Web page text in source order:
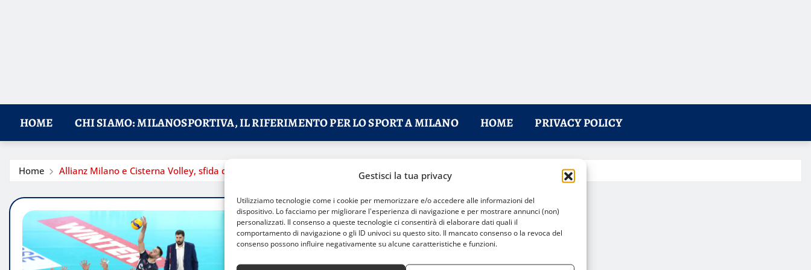
Gestisci la tua privacy
Utilizziamo tecnologie come i cookie per memorizzare e/o accedere alle informazioni del
dispositivo. Lo facciamo per migliorare l'esperienza di navigazione e per mostrare annunci (non)
personalizzati. Il consenso a queste tecnologie ci consentirà di elaborare dati quali il
comportamento di navigazione o gli ID univoci su questo sito. Il mancato consenso o la revoca del
consenso possono influire negativamente su alcune caratteristiche e funzioni.
HOME CHI SIAMO: MILANOSPORTIVA, IL RIFERIMENTO PER LO SPORT A MILANO HOME PRIVACY POLICY
Home Allianz Milano e Cisterna Volley, sfida decisiva all’Allianz Cloud per il sogno semifinale